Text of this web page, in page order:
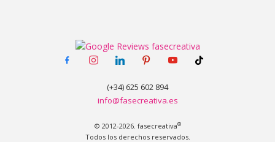
facebook-instagramlinkedin pinterestyoutube tiktok
(+34) 625 602 894
info@fasecreativa.es
© 2012-2026. fasecreativa®
Todos los derechos reservados.